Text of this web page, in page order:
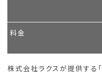
料金
株式会社ラクスが提供する「